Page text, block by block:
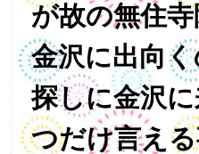
が故の無住
金沢に出向
探しに金沢
つだけ言え